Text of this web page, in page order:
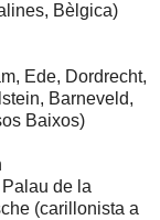
Bèlgica)
Ede, Dordrecht,
Barneveld,
Baixos)
de la
(carillonista a